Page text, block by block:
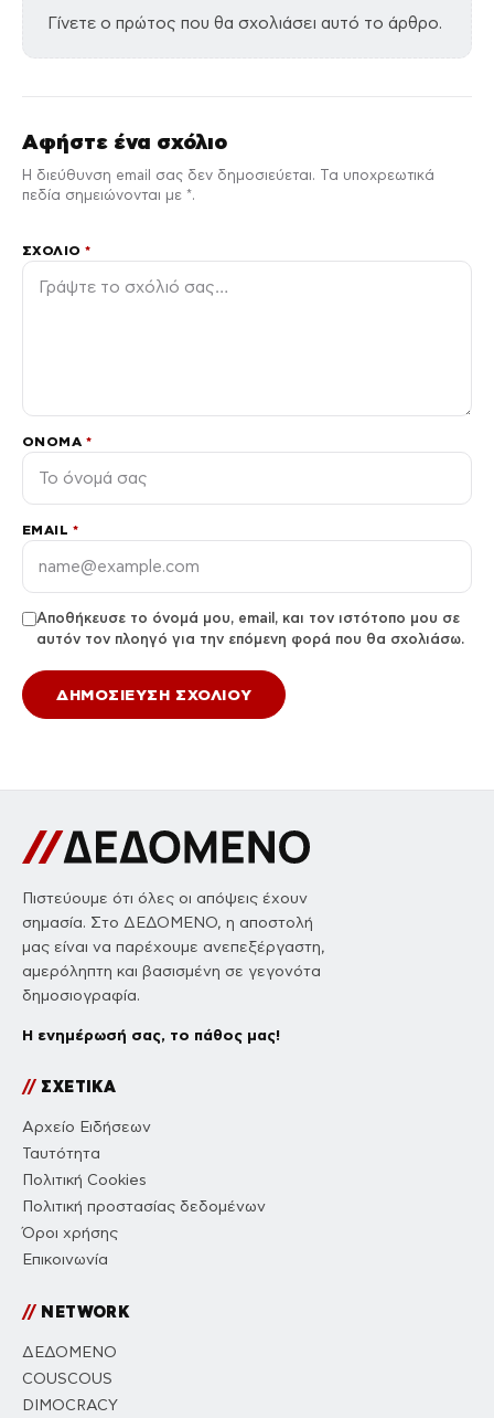
Γίνετε ο πρώτος που θα σχολιάσει αυτό το άρθρο.
Αφήστε ένα σχόλιο
Η διεύθυνση email σας δεν δημοσιεύεται. Τα υποχρεωτικά
πεδία σημειώνονται με *.
ΣΧΌΛΙΟ*
ΌΝΟΜΑ *
EMAIL *
Αποθήκευσε το όνομά μου, email, και τον ιστότοπο μου σε
αυτόν τον πλοηγό για την επόμενη φορά που θα σχολιάσω.
Πιστεύουμε ότι όλες οι απόψεις έχουν
σημασία. Στο ΔΕΔΟΜΕΝΟ, η αποστολή
μας είναι να παρέχουμε ανεπεξέργαστη,
αμερόληπτη και βασισμένη σε γεγονότα
δημοσιογραφία.
Η ενημέρωσή σας, το πάθος μας!
//ΣΧΕΤΙΚΑ
Αρχείο Ειδήσεων
Ταυτότητα
Πολιτική Cookies
Πολιτική προστασίας δεδομένων
Όροι χρήσης
Επικοινωνία
//NETWORK
ΔΕΔΟΜΕΝΟ
COUSCOUS
DIMOCRACY